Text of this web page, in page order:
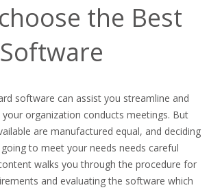
the Best
software can assist you streamline and
organization conducts meetings. But
are manufactured equal, and deciding
to meet your needs needs careful
walks you through the procedure for
and evaluating the software which